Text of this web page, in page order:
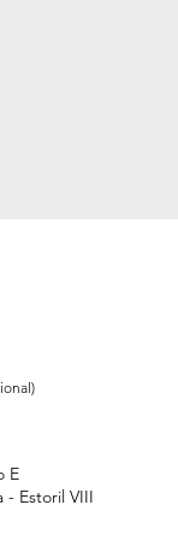
E
- Estoril VIII